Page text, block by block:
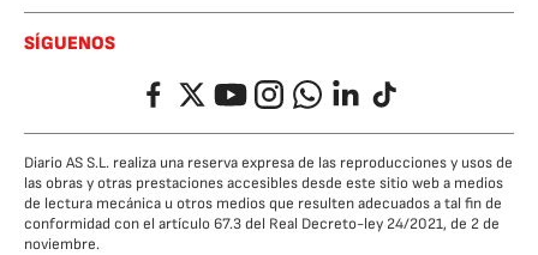
SÍGUENOS
FacebookTwitterYouTubeInstagramWhatsappLinkedIn
TikTok
Diario AS S.L. realiza una reserva expresa de las reproducciones y usos de
las obras y otras prestaciones accesibles desde este sitio web a medios
de lectura mecánica u otros medios que resulten adecuados a tal fin de
conformidad con el artículo 67.3 del Real Decreto-ley 24/2021, de 2 de
noviembre.